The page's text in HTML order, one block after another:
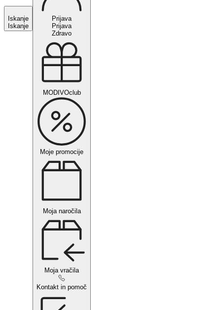
Iskanje
Iskanje
Prijava
Prijava
Zdravo
MODIVOclub
Moje promocije
Moja naročila
Moja vračila
Kontakt in pomoč